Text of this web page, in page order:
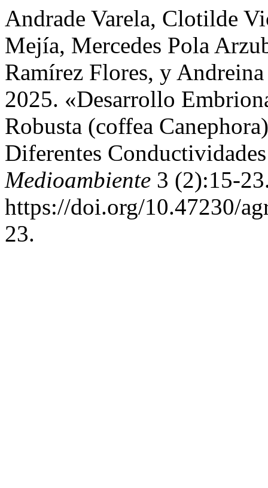
Andrade Varela, Clotilde
Mejía, Mercedes Pola
Ramírez Flores, y
2025. «Desarrollo
Robusta (coffea
Diferentes
Medioambiente 3 (2):15-
https://doi.org/10.47230/
23.